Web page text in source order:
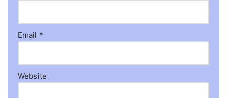
Email *
Website